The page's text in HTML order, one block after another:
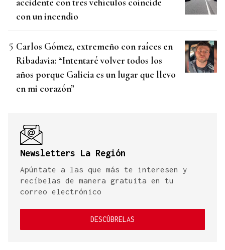
accidente con tres vehículos coincide
con un incendio
Carlos Gómez, extremeño con raíces en
Ribadavia: “Intentaré volver todos los
años porque Galicia es un lugar que llevo
en mi corazón”
Newsletters La Región
Apúntate a las que más te interesen y
recíbelas de manera gratuita en tu
correo electrónico
DESCÚBRELAS